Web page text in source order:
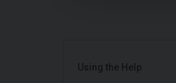
Using the Help